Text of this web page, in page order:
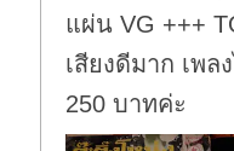
แผ่น VG +++
เสียงดีมาก เพล
250 บาทค่ะ